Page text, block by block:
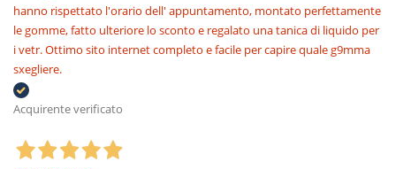
hanno rispettato l'orario dell' appuntamento, montato perfettamente
le gomme, fatto ulteriore lo sconto e regalato una tanica di liquido per
i vetr. Ottimo sito internet completo e facile per capire quale g9mma
sxegliere.
Acquirente verificato